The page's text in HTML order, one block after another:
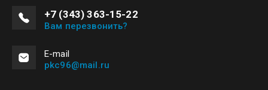
+7 (343) 363-15-22
Вам перезвонить?
Е-mail
pkc96@mail.ru